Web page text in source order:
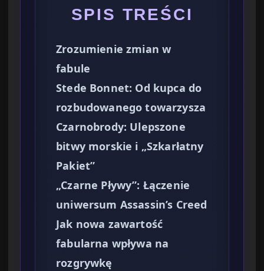
SPIS TREŚCI
Zrozumienie zmian w
fabule
Stede Bonnet: Od kupca do
rozbudowanego towarzysza
Czarnobrody: Ulepszone
bitwy morskie i „Szkarłatny
Pakiet”
„Czarne Pływy”: Łączenie
uniwersum Assassin’s Creed
Jak nowa zawartość
fabularna wpływa na
rozgrywkę